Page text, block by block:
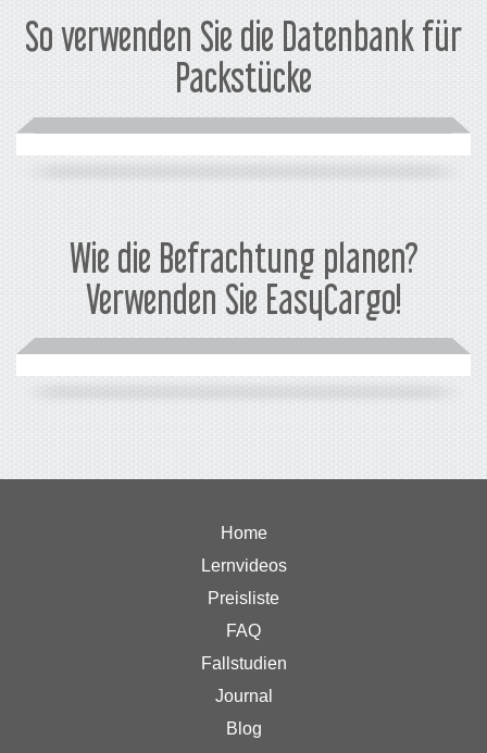
So verwenden Sie die Datenbank für
Packstücke
Wie die Befrachtung planen?
Verwenden Sie EasyCargo!
Home
Lernvideos
Preisliste
FAQ
Fallstudien
Journal
Blog